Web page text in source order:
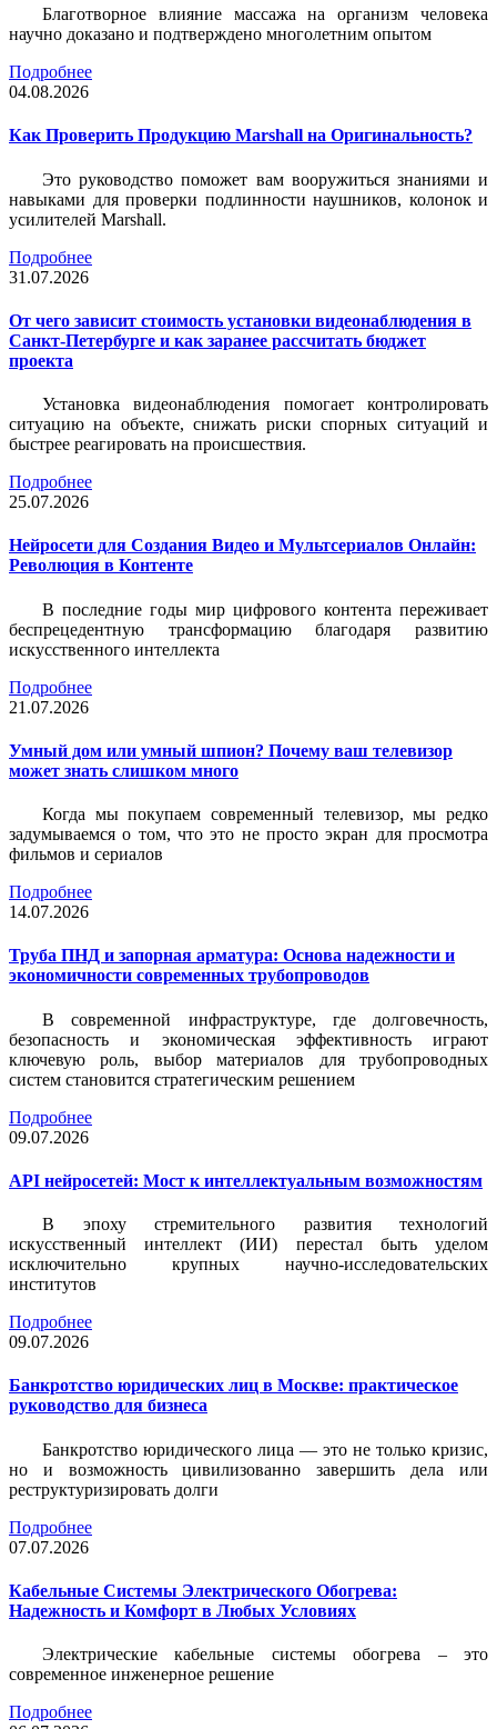
Благотворное влияние массажа на организм человека
научно доказано и подтверждено многолетним опытом
Подробнее
04.08.2026
Как Проверить Продукцию Marshall на Оригинальность?
Это руководство поможет вам вооружиться знаниями и
навыками для проверки подлинности наушников, колонок и
усилителей Marshall.
Подробнее
31.07.2026
От чего зависит стоимость установки видеонаблюдения в
Санкт-Петербурге и как заранее рассчитать бюджет
проекта
Установка видеонаблюдения помогает контролировать
ситуацию на объекте, снижать риски спорных ситуаций и
быстрее реагировать на происшествия.
Подробнее
25.07.2026
Нейросети для Создания Видео и Мультсериалов Онлайн:
Революция в Контенте
В последние годы мир цифрового контента переживает
беспрецедентную трансформацию благодаря развитию
искусственного интеллекта
Подробнее
21.07.2026
Умный дом или умный шпион? Почему ваш телевизор
может знать слишком много
Когда мы покупаем современный телевизор, мы редко
задумываемся о том, что это не просто экран для просмотра
фильмов и сериалов
Подробнее
14.07.2026
Труба ПНД и запорная арматура: Основа надежности и
экономичности современных трубопроводов
В современной инфраструктуре, где долговечность,
безопасность и экономическая эффективность играют
ключевую роль, выбор материалов для трубопроводных
систем становится стратегическим решением
Подробнее
09.07.2026
API нейросетей: Мост к интеллектуальным возможностям
В эпоху стремительного развития технологий
искусственный интеллект (ИИ) перестал быть уделом
исключительно крупных научно-исследовательских
институтов
Подробнее
09.07.2026
Банкротство юридических лиц в Москве: практическое
руководство для бизнеса
Банкротство юридического лица — это не только кризис,
но и возможность цивилизованно завершить дела или
реструктуризировать долги
Подробнее
07.07.2026
Кабельные Системы Электрического Обогрева:
Надежность и Комфорт в Любых Условиях
Электрические кабельные системы обогрева – это
современное инженерное решение
Подробнее